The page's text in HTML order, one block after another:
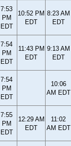
7:53
PM
EDT
10:52 PM
EDT
8:23 AM
EDT
7:54
PM
EDT
11:43 PM
EDT
9:13 AM
EDT
7:54
PM
EDT
10:06
AM EDT
7:55
PM
EDT
12:29 AM
EDT
11:02
AM EDT